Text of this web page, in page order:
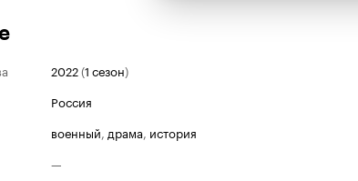
2022(1 сезон)
Россия
военный, драма, история
—